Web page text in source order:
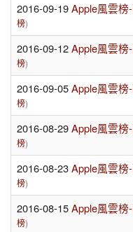
2016-09-19Apple風雲榜
榜)
2016-09-12Apple風雲榜
榜)
2016-09-05Apple風雲榜
榜)
2016-08-29Apple風雲榜
榜)
2016-08-23Apple風雲榜
榜)
2016-08-15Apple風雲榜
榜)